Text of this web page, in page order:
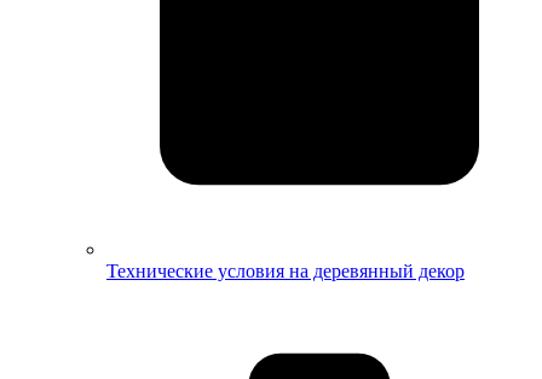
Технические условия на деревянный декор